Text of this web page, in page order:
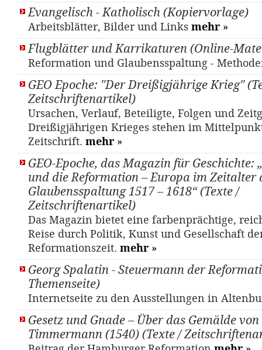
Evangelisch - Katholisch (Kopiervorlage)
Arbeitsblätter, Bilder und Links mehr »
Flugblätter und Karrikaturen (Online-
Reformation und Glaubensspaltung -
GEO Epoche: "Der Dreißigjährige Krieg"
Zeitschriftenartikel)
Ursachen, Verlauf, Beteiligte, Folgen und
Dreißigjährigen Krieges stehen im
Zeitschrift. mehr »
GEO-Epoche, das Magazin für
und die Reformation – Europa im Zeitalter
Glaubensspaltung 1517 – 1618“ (Texte /
Zeitschriftenartikel)
Das Magazin bietet eine farbenprächtige,
Reise durch Politik, Kunst und Gesellschaft
Reformationszeit. mehr »
Georg Spalatin - Steuermann der
Themenseite)
Internetseite zu den Ausstellungen in
Gesetz und Gnade – Über das Gemälde
Timmermann (1540) (Texte /